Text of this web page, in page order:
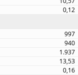
0,12
997
940
1.937
13,53
0,16